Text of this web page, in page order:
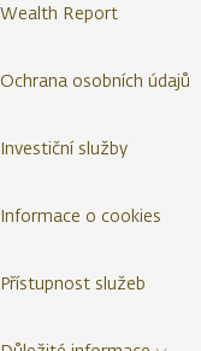
Wealth Report
Ochrana osobních údajů
Investiční služby
Informace o cookies
Přístupnost služeb